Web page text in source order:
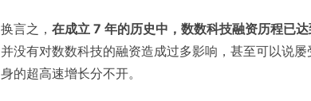
换言之， 在成立 7 年的历史中，数数科技融资历程已达
并没有对数数科技的融资造成过多影响，甚至可以说
身的超高速增长分不开。